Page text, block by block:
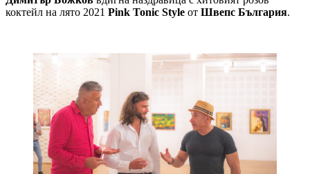
коктейл на лято 2021 Pink Tonic Style от Швепс България.